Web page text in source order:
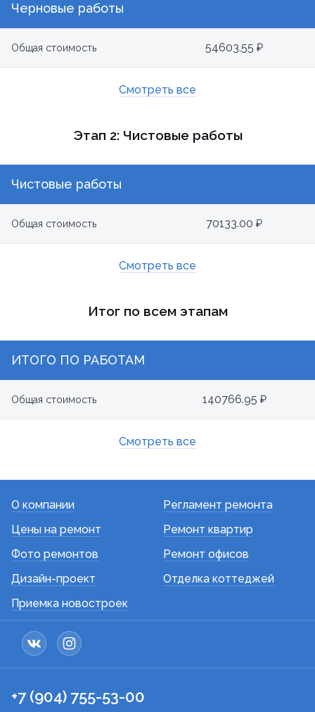
Черновые работы
Общая стоимость 54603.55 ₽
Смотреть все
Этап 2: Чистовые работы
Чистовые работы
Общая стоимость 70133.00 ₽
Смотреть все
Итог по всем этапам
ИТОГО ПО РАБОТАМ
Общая стоимость 140766.95 ₽
Смотреть все
О компании
Цены на ремонт
Фото ремонтов
Дизайн-проект
Приемка новостроек
Регламент ремонта
Ремонт квартир
Ремонт офисов
Отделка коттеджей
+7 (904) 755-53-00